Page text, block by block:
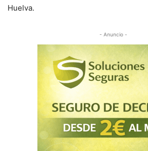
Huelva.
- Anuncio -